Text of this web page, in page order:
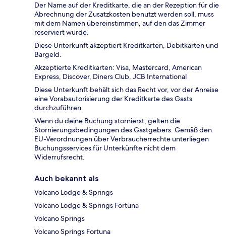
Der Name auf der Kreditkarte, die an der Rezeption für die
Abrechnung der Zusatzkosten benutzt werden soll, muss
mit dem Namen übereinstimmen, auf den das Zimmer
reserviert wurde.
Diese Unterkunft akzeptiert Kreditkarten, Debitkarten und
Bargeld.
Akzeptierte Kreditkarten: Visa, Mastercard, American
Express, Discover, Diners Club, JCB International
Diese Unterkunft behält sich das Recht vor, vor der Anreise
eine Vorabautorisierung der Kreditkarte des Gasts
durchzuführen.
Wenn du deine Buchung stornierst, gelten die
Stornierungsbedingungen des Gastgebers. Gemäß den
EU-Verordnungen über Verbraucherrechte unterliegen
Buchungsservices für Unterkünfte nicht dem
Widerrufsrecht.
Auch bekannt als
Volcano Lodge & Springs
Volcano Lodge & Springs Fortuna
Volcano Springs
Volcano Springs Fortuna